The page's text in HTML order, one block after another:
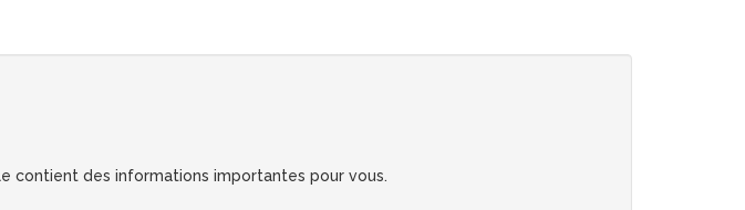
des informations importantes pour vous.